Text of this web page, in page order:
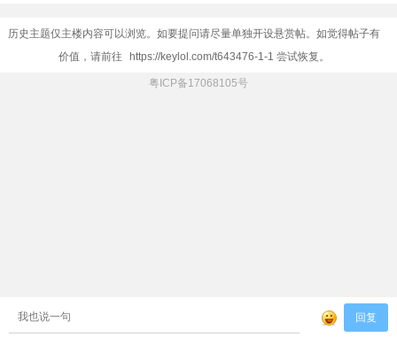
历史主题仅主楼内容可以浏览。如要提问请尽量单独开设悬赏帖。如觉得帖子有
价值，请前往
https://keylol.com/t643476-1-1 尝试恢复。
粤ICP备17068105号